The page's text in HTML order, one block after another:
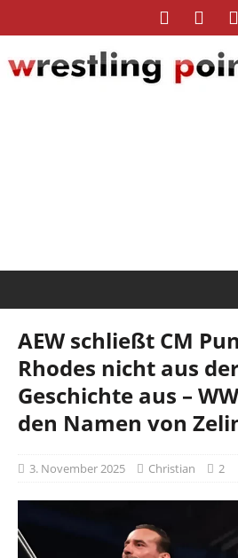
AEW schließt CM
Rhodes nicht aus
Geschichte aus –
den Namen von
3. November 2025 Christian 2